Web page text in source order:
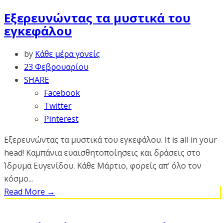
Εξερευνώντας τα μυστικά του
εγκεφάλου
by Κάθε μέρα γονείς
23 Φεβρουαρίου
SHARE
Facebook
Twitter
Pinterest
Εξερευνώντας τα μυστικά του εγκεφάλου. It is all in your
head! Καμπάνια ευαισθητοποίησεις και δράσεις στο
Ίδρυμα Ευγενίδου. Κάθε Μάρτιο, φορείς απ’ όλο τον
κόσμο...
Read More →